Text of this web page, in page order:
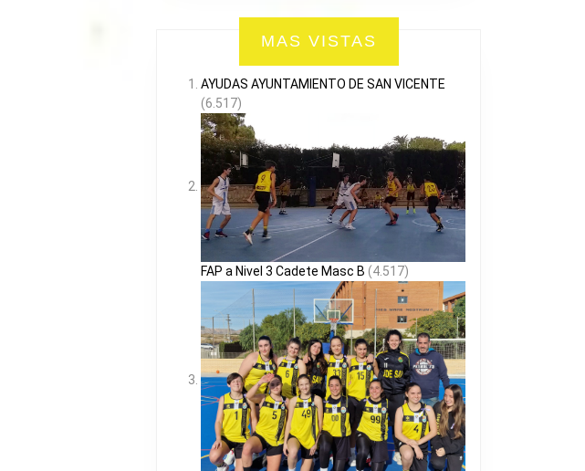
MAS VISTAS
AYUDAS AYUNTAMIENTO DE SAN VICENTE
(6.517)
FAP a Nivel 3 Cadete Masc B (4.517)